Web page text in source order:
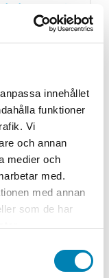
innehållet
funktioner
Vi
och annan
medier och
med.
med annan
som de har
70
Lägg till i